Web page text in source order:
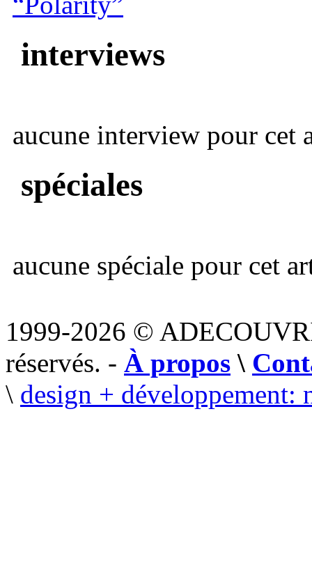
interviews
aucune interview pour cet
spéciales
aucune spéciale pour cet
1999-2026 ©
réservés. - À propos \
\ design + développement: